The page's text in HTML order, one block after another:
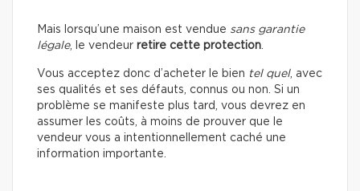
Mais lorsqu’une maison est vendue sans garantie
légale, le vendeur retire cette protection
Vous acceptez donc d’acheter le bien tel quel, avec
ses qualités et ses défauts, connus ou non. Si un
problème se manifeste plus tard, vous devrez en
assumer les coûts, à moins de prouver que le
vendeur vous a intentionnellement caché une
information importante.